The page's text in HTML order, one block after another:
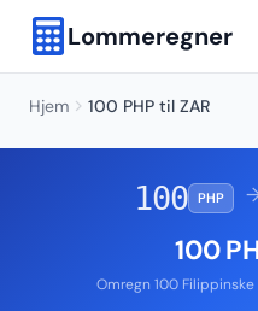
Lommeregner
Hjem 100 PHP til ZAR
100 PHP
100
Omregn 100